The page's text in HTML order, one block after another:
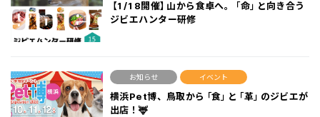
【1/18開催】山から食卓へ。「命」と向き合う
ジビエハンター研修
お知らせ イベント
横浜Pet博、鳥取から「食」と「革」のジビエが
出店！🦌